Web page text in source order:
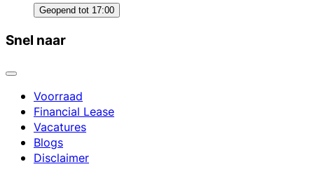
Geopend tot 17:00
Snel naar
Voorraad
Financial Lease
Vacatures
Blogs
Disclaimer